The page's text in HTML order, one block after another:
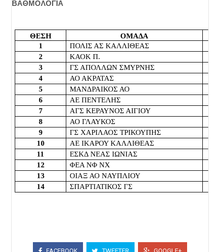
ΒΑΘΜΟΛΟΓΙΑ
ΘΕΣΗ ΟΜΑΔΑ
1
ΠΟΛΙΣ ΑΣ ΚΑΛΛΙΘΕΑΣ
2
ΚΑΟΚ Π.
3
ΓΣ ΑΠΟΛΛΩΝ ΣΜΥΡΝΗΣ
4
ΑΟ ΑΚΡΑΤΑΣ
5
ΜΑΝΔΡΑΙΚΟΣ ΑΟ
6
ΑΕ ΠΕΝΤΕΛΗΣ
7
ΑΓΣ ΚΕΡΑΥΝΟΣ ΑΙΓΙΟΥ
8
ΑΟ ΓΛΑΥΚΟΣ
9
ΓΣ ΧΑΡΙΛΑΟΣ ΤΡΙΚΟΥΠΗΣ
10
ΑΕ ΙΚΑΡΟΥ ΚΑΛΛΙΘΕΑΣ
11
ΕΣΚΔ ΝΕΑΣ ΙΩΝΙΑΣ
12
ΦΕΑ ΝΦ ΝΧ
13
ΟΙΑΞ ΑΟ ΝΑΥΠΛΙΟΥ
14
ΣΠΑΡΤΙΑΤΙΚΟΣ ΓΣ